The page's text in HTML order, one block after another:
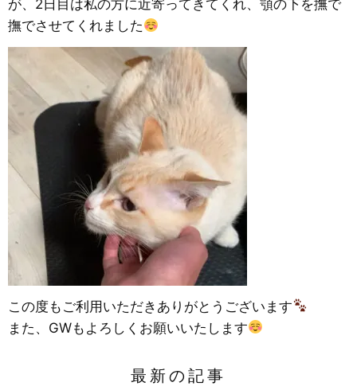
が、2日目は私の方に近寄ってきてくれ、顎の下を撫で
撫でさせてくれました
この度もご利用いただきありがとうございます
また、GWもよろしくお願いいたします
最新の記事